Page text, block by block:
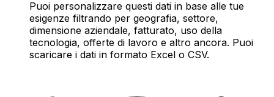
Puoi personalizzare questi dati in base alle tue
esigenze filtrando per geografia, settore,
dimensione aziendale, fatturato, uso della
tecnologia, offerte di lavoro e altro ancora. Puoi
scaricare i dati in formato Excel o CSV.